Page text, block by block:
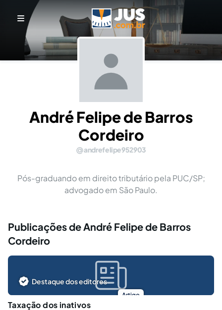
André Felipe de Barros
Cordeiro
andrefelipe952903
Pós-graduando em direito tributário pela PUC/SP;
advogado em São Paulo.
Publicações de André Felipe de Barros
Cordeiro
Artigo
Destaque dos editores
Taxação dos inativos